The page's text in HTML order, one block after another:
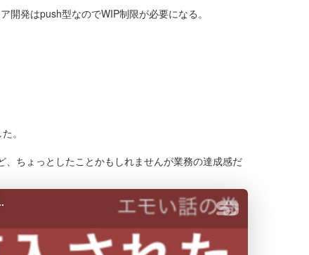
発はpush型なのでWIP制限が必要になる。
。
ちょっとしたことかもしれませんが業務の達成感だ